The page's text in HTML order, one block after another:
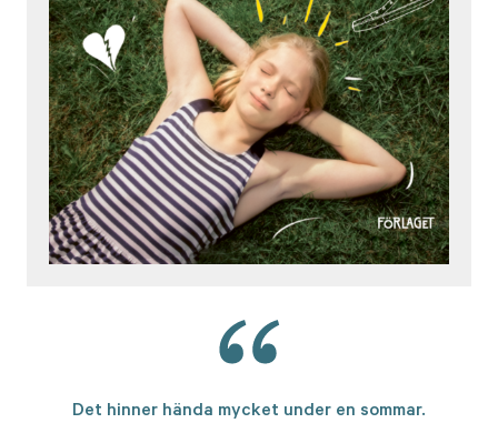
Det hinner hända mycket under en sommar.